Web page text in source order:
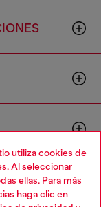
utiliza cookies de
Al seleccionar
ellas. Para más
haga clic en